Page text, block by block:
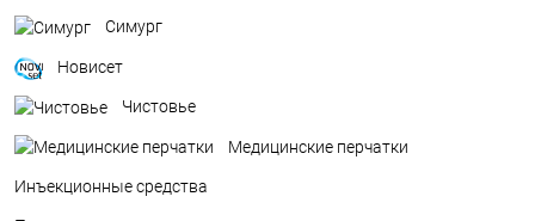
Симург
Новисет
Чистовье
Медицинские перчатки
Инъекционные средства